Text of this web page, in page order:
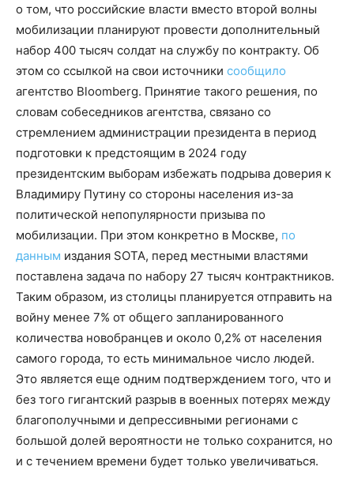
о том, что российские власти вместо второй волны
мобилизации планируют провести дополнительный
набор 400 тысяч солдат на службу по контракту. Об
этом со ссылкой на свои источники сообщило
агентство Bloomberg. Принятие такого решения, по
словам собеседников агентства, связано со
стремлением администрации президента в период
подготовки к предстоящим в 2024 году
президентским выборам избежать подрыва доверия к
Владимиру Путину со стороны населения из-за
политической непопулярности призыва по
мобилизации. При этом конкретно в Москве, по
данным издания SOTA, перед местными властями
поставлена задача по набору 27 тысяч контрактников.
Таким образом, из столицы планируется отправить на
войну менее 7% от общего запланированного
количества новобранцев и около 0,2% от населения
самого города, то есть минимальное число людей.
Это является еще одним подтверждением того, что и
без того гигантский разрыв в военных потерях между
благополучными и депрессивными регионами с
большой долей вероятности не только сохранится, но
и с течением времени будет только увеличиваться.